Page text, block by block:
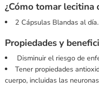
¿Cómo tomar lecitina
2 Cápsulas Blandas al día.
Propiedades y
Disminuir el riesgo de
Tener propiedades
cuerpo, incluidas las